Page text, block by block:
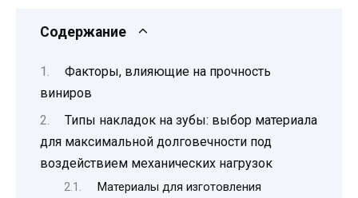
Содержание
Факторы, влияющие на прочность
виниров
Типы накладок на зубы: выбор материала
для максимальной долговечности под
воздействием механических нагрузок
Материалы для изготовления